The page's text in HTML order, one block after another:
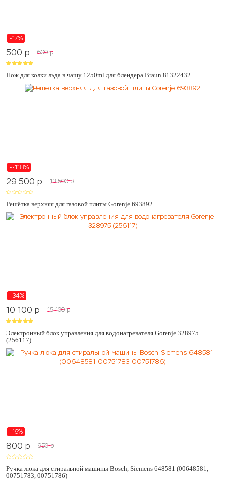
-17%
500 p 600 p
Нож для колки льда в чашу 1250ml для блендера Braun 81322432
--118%
29 500 p 13 500 p
Решётка верхняя для газовой плиты Gorenje 693892
-34%
10 100 p 15 100 p
Электронный блок управления для водонагревателя Gorenje 328975
(256117)
-16%
800 p 950 p
Ручка люка для стиральной машины Bosch, Siemens 648581 (00648581,
00751783, 00751786)